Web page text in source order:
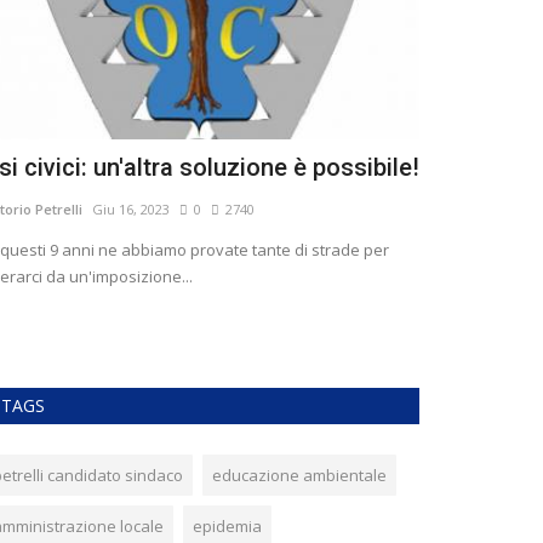
civici: un'altra soluzione è possibile!
Petrelli Giu 16, 2023 0 2740
9 anni ne abbiamo provate tante di strade per
da un'imposizione...
TAGS
candidato sindaco educazione ambientale
locale epidemia